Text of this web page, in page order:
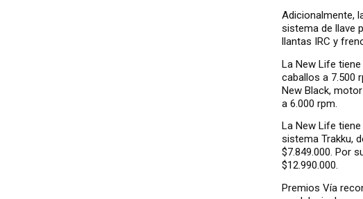
Adicionalmente,
sistema de llave
llantas IRC y
La New Life
caballos a 7.500
New Black,
a 6.000 rpm.
La New Life
sistema Trakku,
$7.849.000. Por
$12.990.000.
Premios Vía